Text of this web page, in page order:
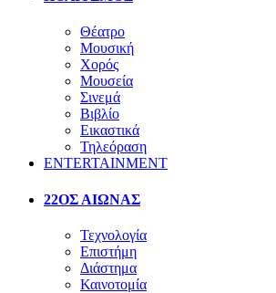
Θέατρο
Μουσική
Χορός
Μουσεία
Σινεμά
Βιβλίο
Εικαστικά
Τηλεόραση
ENTERTAINMENT
22ΟΣ ΑΙΩΝΑΣ
Τεχνολογία
Επιστήμη
Διάστημα
Καινοτομία